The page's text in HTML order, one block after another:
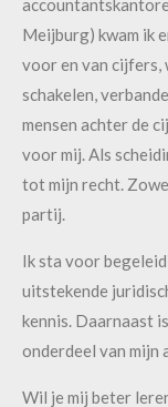
Meijburg) kwam ik
voor en van cijfers,
schakelen,
mensen achter de
voor mij. Als
tot mijn recht.
partij.
Ik sta voor
uitstekende
kennis. Daarnaast
onderdeel van mijn
Wil je mij beter